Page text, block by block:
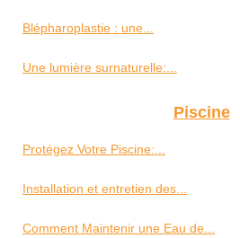
Blépharoplastie : une...
Une lumière surnaturelle:...
Piscine
Protégez Votre Piscine:...
Installation et entretien des...
Comment Maintenir une Eau de...